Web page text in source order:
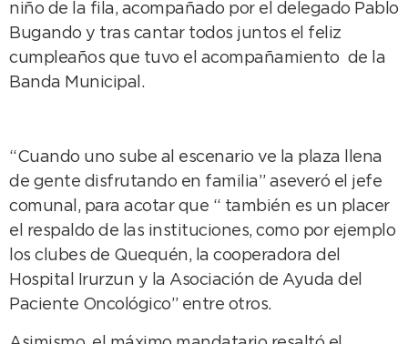
niño de la fila, acompañado por el delegado Pablo
Bugando y tras cantar todos juntos el feliz
cumpleaños que tuvo el acompañamiento de la
Banda Municipal.
“Cuando uno sube al escenario ve la plaza llena
de gente disfrutando en familia” aseveró el jefe
comunal, para acotar que “ también es un placer
el respaldo de las instituciones, como por ejemplo
los clubes de Quequén, la cooperadora del
Hospital Irurzun y la Asociación de Ayuda del
Paciente Oncológico” entre otros.